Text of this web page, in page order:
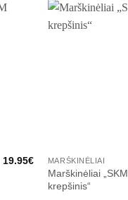
19.95€ MARŠKINĖLIAI
Marškinėliai „SKM
krepšinis“